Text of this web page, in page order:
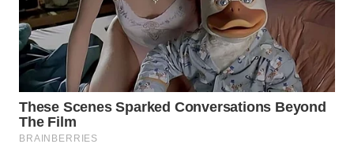
WN DELI
SERDANG
WN
TEBING
TINGGI